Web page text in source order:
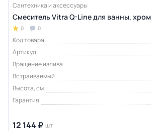
Сантехника и аксессуары
Смеситель Vitra Q-Line для ванны, хром
0 0
Код товара
Артикул
Вращение излива
Встраиваемый
Высота, см
Гарантия
12 144 ₽ шт